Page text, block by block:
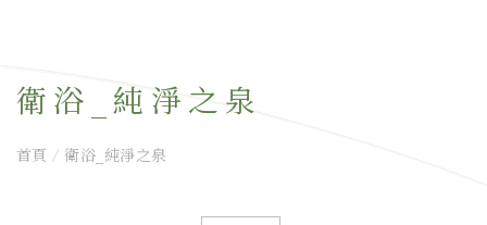
衛浴_純淨之泉
首頁 / 衛浴_純淨之泉